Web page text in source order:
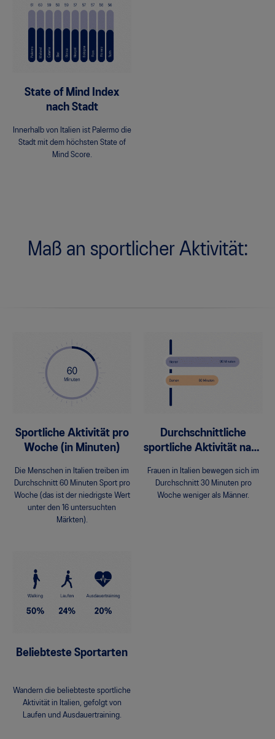
State of Mind Index
nach Stadt
Innerhalb von Italien ist Palermo die
Stadt mit dem höchsten State of
Mind Score.
Maß an sportlicher Aktivität:
Sportliche Aktivität pro
Woche (in Minuten)
Die Menschen in Italien treiben im
Durchschnitt 60 Minuten Sport pro
Woche (das ist der niedrigste Wert
unter den 16 untersuchten
Märkten).
Durchschnittliche
sportliche Aktivität nach
Frauen in Italien bewegen sich im
Durchschnitt 30 Minuten pro
Woche weniger als Männer.
Beliebteste Sportarten
Wandern die beliebteste sportliche
Aktivität in Italien, gefolgt von
Laufen und Ausdauertraining.